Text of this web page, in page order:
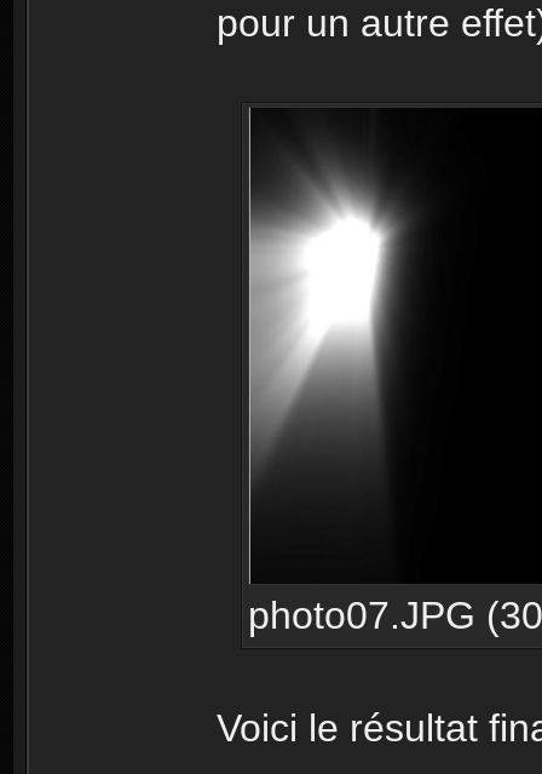
pour un autre
photo07.JPG
Voici le résultat